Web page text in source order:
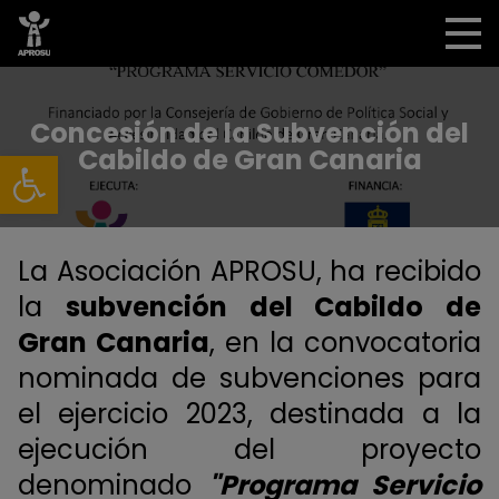
Abrir barra de herramientas
Concesión de la Subvención del
Cabildo de Gran Canaria
La Asociación APROSU, ha recibido
la subvención del Cabildo de
Gran Canaria, en la convocatoria
nominada de subvenciones para
el ejercicio 2023, destinada a la
ejecución del proyecto
denominado
"Programa Servicio